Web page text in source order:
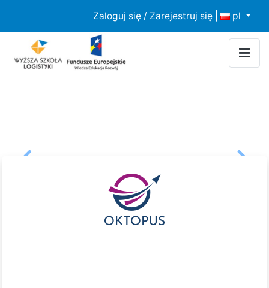
Polityką Prywatności. Możesz określić warunki
przechowywania lub dostępu do plików cookies w Twojej
przeglądarce.
Zaloguj się / Zarejestruj się| pl